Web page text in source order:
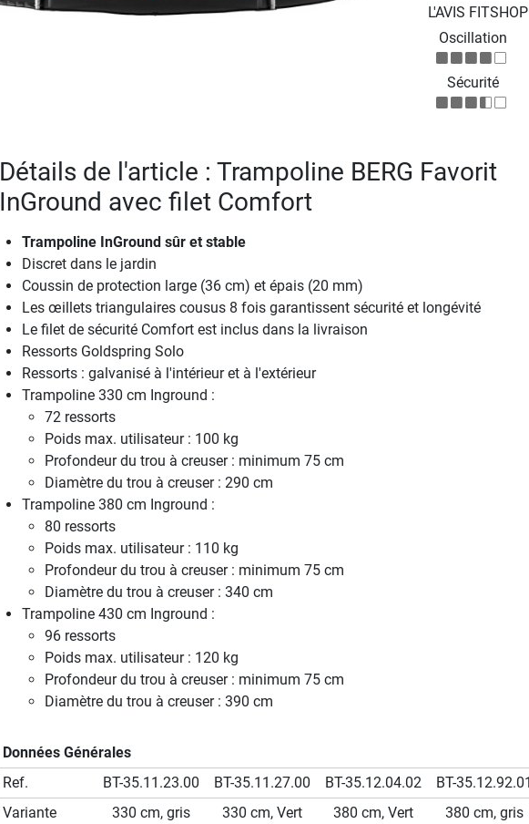
L'AVIS FITSHOP
Oscillation
Sécurité
Détails de l'article : Trampoline BERG Favorit
InGround avec filet Comfort
Trampoline InGround sûr et stable
Discret dans le jardin
Coussin de protection large (36 cm) et épais (20 mm)
Les œillets triangulaires cousus 8 fois garantissent sécurité et longévité
Le filet de sécurité Comfort est inclus dans la livraison
Ressorts Goldspring Solo
Ressorts : galvanisé à l'intérieur et à l'extérieur
Trampoline 330 cm Inground :
72 ressorts
Poids max. utilisateur : 100 kg
Profondeur du trou à creuser : minimum 75 cm
Diamètre du trou à creuser : 290 cm
Trampoline 380 cm Inground :
80 ressorts
Poids max. utilisateur : 110 kg
Profondeur du trou à creuser : minimum 75 cm
Diamètre du trou à creuser : 340 cm
Trampoline 430 cm Inground :
96 ressorts
Poids max. utilisateur : 120 kg
Profondeur du trou à creuser : minimum 75 cm
Diamètre du trou à creuser : 390 cm
Données Générales
Ref.
BT-35.11.23.00 BT-35.11.27.00 BT-35.12.04.02 BT-35.12.92.01
Variante
330 cm, gris 330 cm, Vert 380 cm, Vert 380 cm, gris